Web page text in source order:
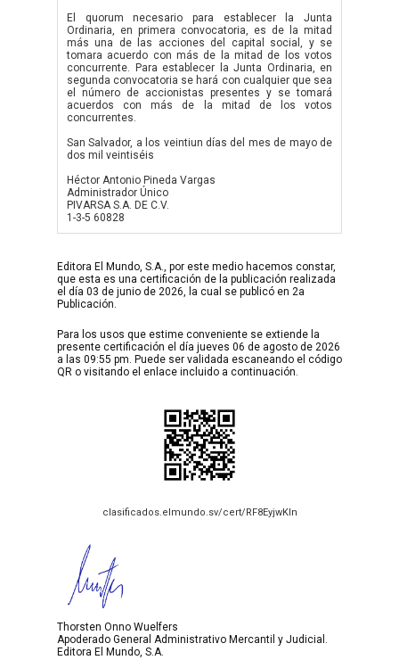
El quorum necesario para establecer la Junta
Ordinaria, en primera convocatoria, es de la mitad
más una de las acciones del capital social, y se
tomara acuerdo con más de la mitad de los votos
concurrente. Para establecer la Junta Ordinaria, en
segunda convocatoria se hará con cualquier que sea
el número de accionistas presentes y se tomará
acuerdos con más de la mitad de los votos
concurrentes.
San Salvador, a los veintiun días del mes de mayo de
dos mil veintiséis
Héctor Antonio Pineda Vargas
Administrador Único
PIVARSA S.A. DE C.V.
1-3-5 60828
Editora El Mundo, S.A., por este medio hacemos constar,
que esta es una certificación de la publicación realizada
el día 03 de junio de 2026, la cual se publicó en 2a
Publicación.
Para los usos que estime conveniente se extiende la
presente certificación el día jueves 06 de agosto de 2026
a las 09:55 pm. Puede ser validada escaneando el código
QR o visitando el enlace incluido a continuación.
clasificados.elmundo.sv/cert/RF8EyjwKIn
Thorsten Onno Wuelfers
Apoderado General Administrativo Mercantil y Judicial.
Editora El Mundo, S.A.